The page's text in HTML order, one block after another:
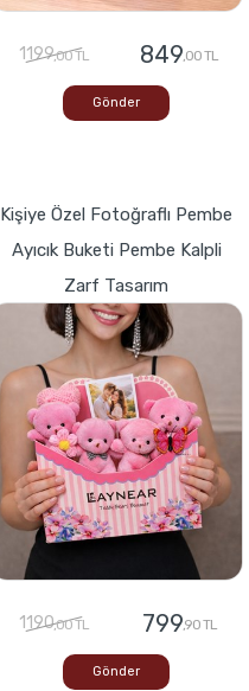
1199,00 TL 849,00 TL
Gönder
Kişiye Özel Fotoğraflı Pembe
Ayıcık Buketi Pembe Kalpli
Zarf Tasarım
1190,00 TL 799,90 TL
Gönder